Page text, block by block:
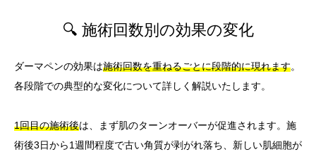
🔍 施術回数別の効果の変化
ダーマペンの効果は施術回数を重ねるごとに段階的に現れます。
各段階での典型的な変化について詳しく解説いたします。
1回目の施術後は、まず肌のターンオーバーが促進されます。施
術後3日から1週間程度で古い角質が剥がれ落ち、新しい肌細胞が